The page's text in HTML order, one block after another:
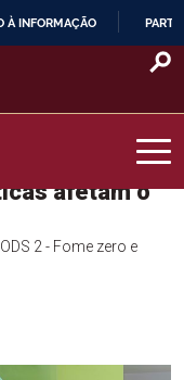
À INFORMAÇÃO
afetam o
2 - Fome zero e